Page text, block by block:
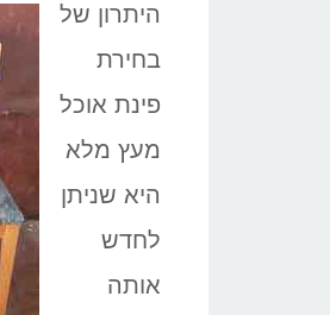
היתרון של
בחירת
פינת אוכל
מעץ מלא
היא שניתן
לחדש
אותה